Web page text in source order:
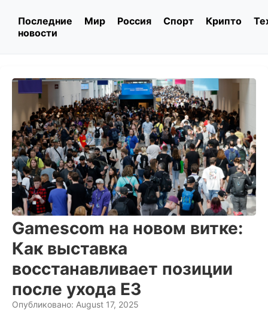
Последние
новости
Мир Россия Спорт Крипто
Gamescom на новом витке:
Как выставка
восстанавливает позиции
после ухода E3
Опубликовано: August 17, 2025